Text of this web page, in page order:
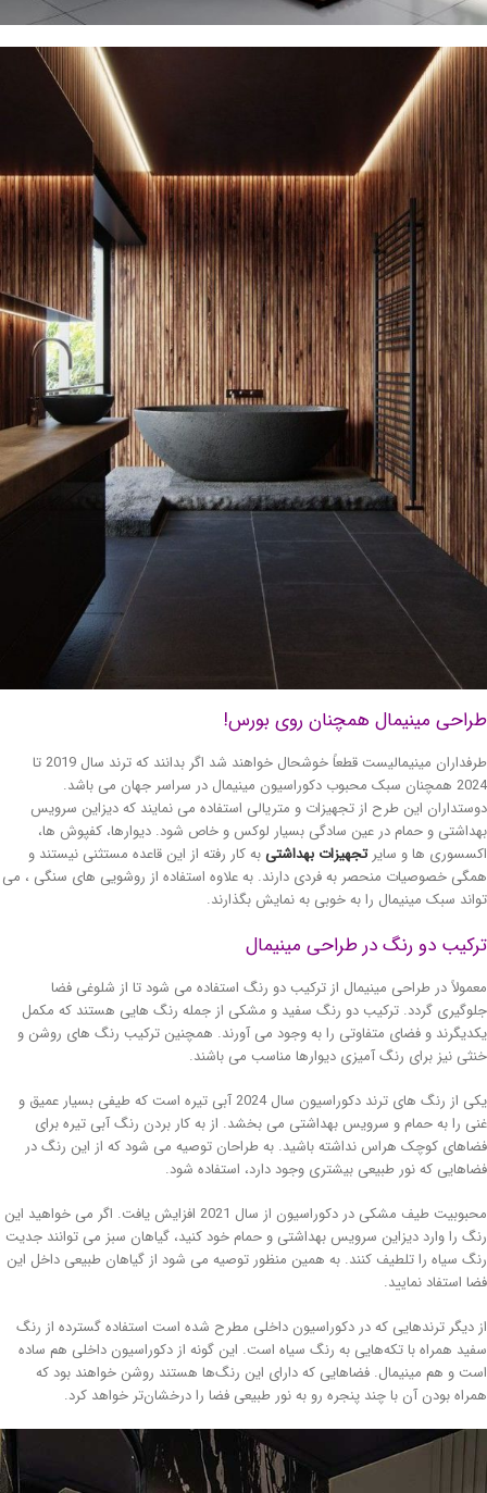
مینیمال همچنان روی بورس!
طرفداران مینیمالیست قطعاً خوشحال خواهند شد اگر بدانند که ترند سال 2019 تا
2024 همچنان سبک محبوب دکوراسیون مینیمال در سراسر جهان می باشد.
این طرح از تجهیزات و متریالی استفاده می نمایند که دیزاین سرویس
و حمام در عین سادگی بسیار لوکس و خاص شود. دیوارها، کفپوش ها،
ها و سایرتجهیزات بهداشتیبه کار رفته از این قاعده مستثنی نیستند و
خصوصیات منحصر به فردی دارند. به علاوه استفاده از روشویی های سنگی ، می
سبک مینیمال را به خوبی به نمایش بگذارند.
دو رنگ در طراحی مینیمال
در طراحی مینیمال از ترکیب دو رنگ استفاده می شود تا از شلوغی فضا
گردد. ترکیب دو رنگ سفید و مشکی از جمله رنگ هایی هستند که مکمل
و فضای متفاوتی را به وجود می آورند. همچنین ترکیب رنگ های روشن و
نیز برای رنگ آمیزی دیوارها مناسب می باشند.
یکی از رنگ های ترند دکوراسیون سال 2024 آبی تیره است که طیفی بسیار عمیق و
را به حمام و سرویس بهداشتی می بخشد. از به کار بردن رنگ آبی تیره برای
کوچک هراس نداشته باشید. به طراحان توصیه می شود که از این رنگ در
که نور طبیعی بیشتری وجود دارد، استفاده شود.
محبوبیت طیف مشکی در دکوراسیون از سال 2021 افزایش یافت. اگر می خواهید این
را وارد دیزاین سرویس بهداشتی و حمام خود کنید، گیاهان سبز می توانند جدیت
سیاه را تلطیف کنند. به همین منظور توصیه می شود از گیاهان طبیعی داخل این
استفاد نمایید.
دیگر ترندهایی که در دکوراسیون داخلی مطرح شده است استفاده گسترده از رنگ
همراه با تکه‌هایی به رنگ سیاه است. این گونه از دکوراسیون داخلی هم ساده
و هم مینیمال. فضاهایی که دارای این رنگ‌ها هستند روشن خواهند بود که
بودن آن با چند پنجره رو به نور طبیعی فضا را درخشان‌تر خواهد کرد.